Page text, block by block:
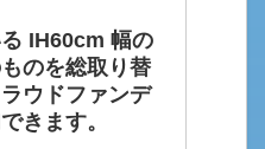
IH60cm 幅の
のを総取り替
ウドファンデ
きます。